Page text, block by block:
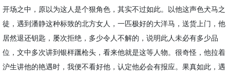
开场之中，原以为这人是个狠角色，其实不过如此。以他这声色犬马之
徒，遇到潘静这种标致的北方女人，一匹极好的大洋马，送货上门，他
居然退还钥匙，屡次拒绝，多少令人不解的，说明此人未必有多少品
位，文中多次讲到银样躐枪头，看来他就是这等人物。很奇怪，他拉着
沪生讲他的艳遇时，我便不看好他，认定他必会有报应。果真如此，遇